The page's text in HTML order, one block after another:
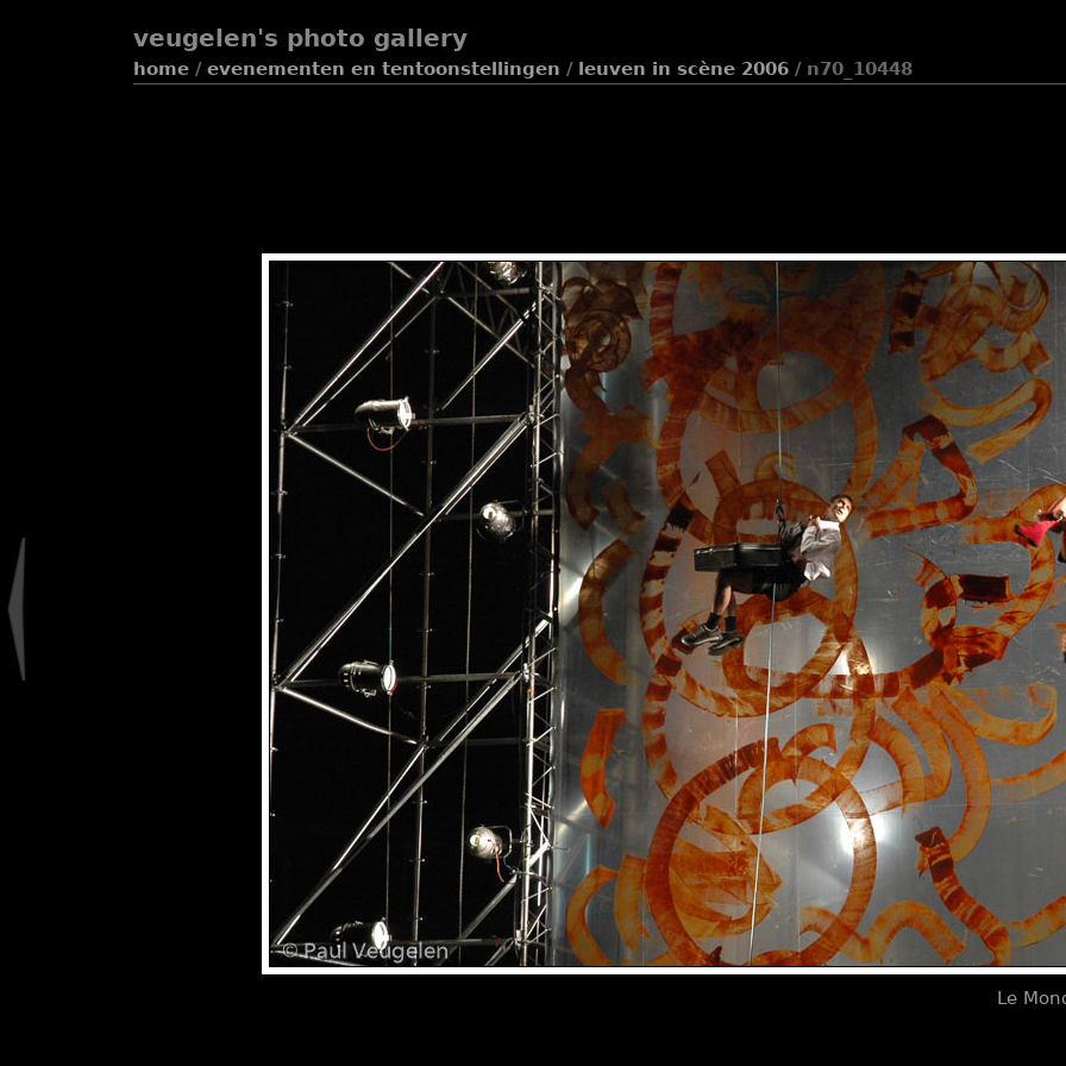
veugelen's photo gallery
home / evenementen en tentoonstellingen / leuven in scène 2006 / n70_10448
Le